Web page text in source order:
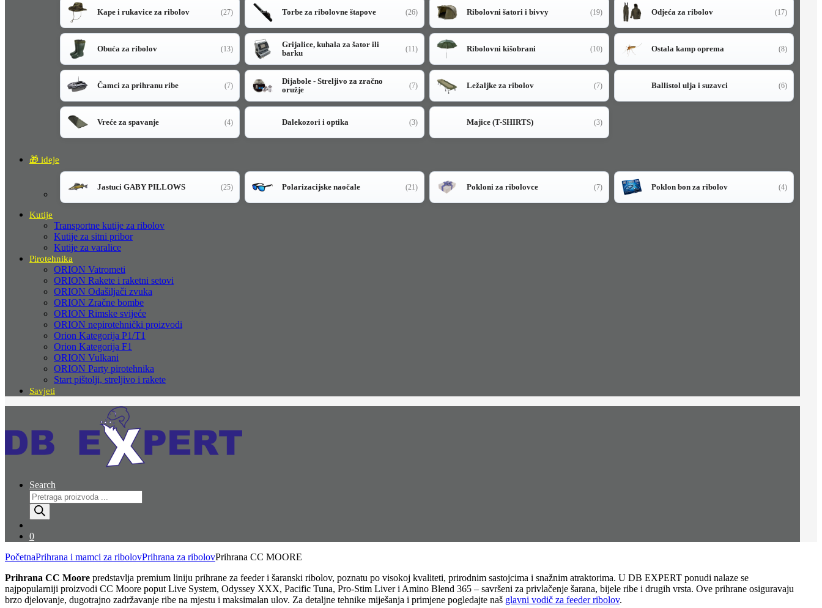
Kape i rukavice za ribolov (27) Torbe za ribolovne štapove (26) Ribolovni šatori i bivvy (19) Odjeća za ribolov (17)
Obuća za ribolov (13)
Grijalice, kuhala za šator ili
barku
(11) Ribolovni kišobrani (10) Ostala kamp oprema (8)
Čamci za prihranu ribe (7)
Dijabole - Streljivo za zračno
oružje
(7) Ležaljke za ribolov (7) Ballistol ulja i suzavci (6)
Vreće za spavanje (4) Dalekozori i optika (3) Majice (T-SHIRTS) (3)
🎁 ideje
Jastuci GABY PILLOWS (25) Polarizacijske naočale (21) Pokloni za ribolovce (7) Poklon bon za ribolov (4)
Kutije
Transportne kutije za ribolov
Kutije za sitni pribor
Kutije za varalice
Pirotehnika
ORION Vatrometi
ORION Rakete i raketni setovi
ORION Odašiljači zvuka
ORION Zračne bombe
ORION Rimske svijeće
ORION nepirotehnički proizvodi
Orion Kategorija P1/T1
Orion Kategorija F1
ORION Vulkani
ORION Party pirotehnika
Start pištolji, streljivo i rakete
Savjeti
Search
Products
search
0
PočetnaPrihrana i mamci za ribolovPrihrana za ribolovPrihrana CC MOORE
Prihrana CC Moore predstavlja premium liniju prihrane za feeder i šaranski ribolov, poznatu po visokoj kvaliteti, prirodnim sastojcima i snažnim atraktorima. U DB EXPERT ponudi nalaze se
najpopularniji proizvodi CC Moore poput Live System, Odyssey XXX, Pacific Tuna, Pro-Stim Liver i Amino Blend 365 – savršeni za privlačenje šarana, bijele ribe i drugih vrsta. Ove prihrane osiguravaju
brzo djelovanje, dugotrajno zadržavanje ribe na mjestu i maksimalan ulov. Za detaljne tehnike miješanja i primjene pogledajte naš glavni vodič za feeder ribolov.